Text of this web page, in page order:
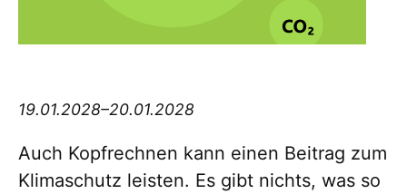
19.01.2028–20.01.2028
Auch Kopfrechnen kann einen Beitrag zum
Klimaschutz leisten. Es gibt nichts, was so